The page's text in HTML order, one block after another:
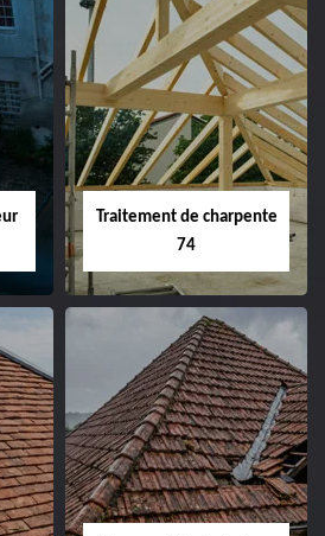
Traitement de charpente
74